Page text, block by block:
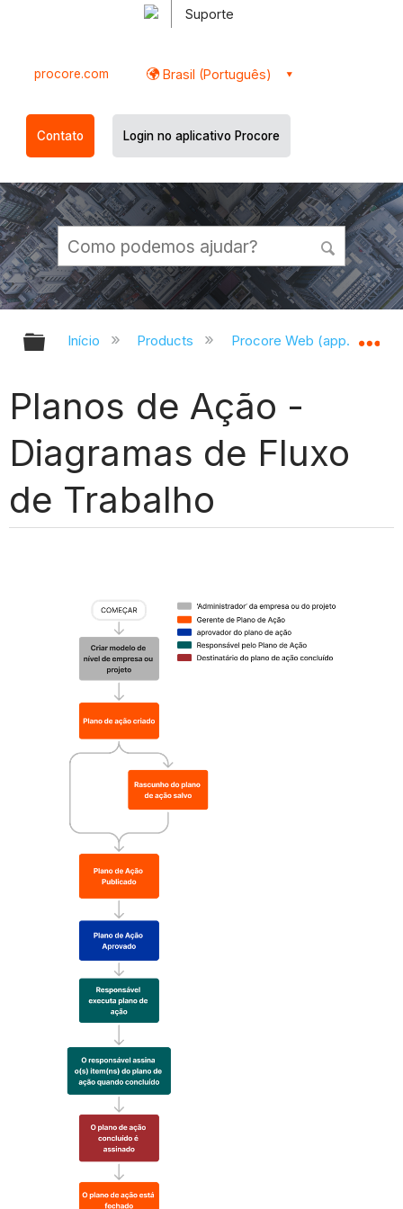
Suporte
procore.com Brasil (Português)
Contato Login no aplicativo Procore
Expandir/recolher hierarquia
Início Products Procore Web
Planos de Ação -
Diagramas de Fluxo
de Trabalho